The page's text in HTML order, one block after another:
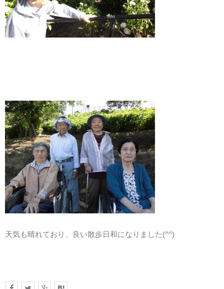
短期入所生活介護トマト村
採用情報
よくあるご質問
天気も晴れており、良い散歩日和になりました(^^)